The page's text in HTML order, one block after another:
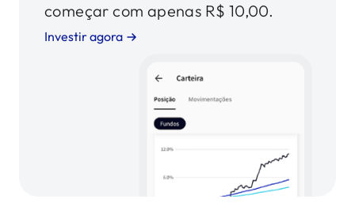
começar com apenas R$ 10,00.
Investir agora